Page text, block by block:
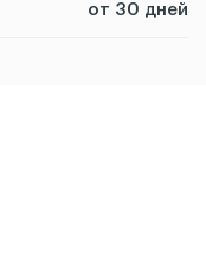
от 30 дней